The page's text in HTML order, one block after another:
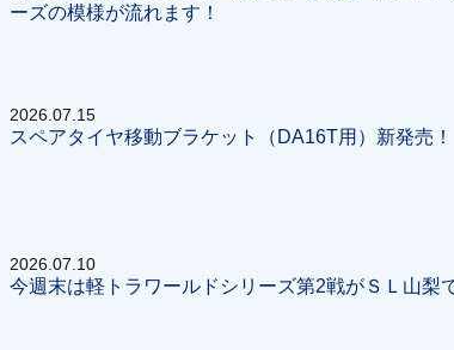
ーズの模様が流れます！
2026.07.15
スペアタイヤ移動ブラケット（DA16T用）新発売！
2026.07.10
今週末は軽トラワールドシリーズ第2戦がＳＬ山梨